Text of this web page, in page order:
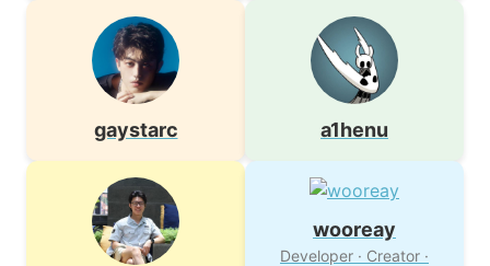
gaystarc a1henu
wooreay
Developer · Creator ·